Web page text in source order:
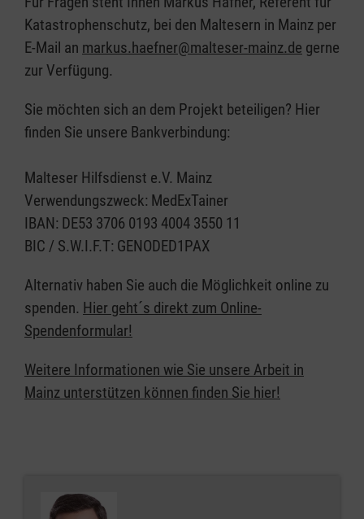
Katastrophenschutz, bei den Maltesern in Mainz per
E-Mail an markus.haefner@malteser-mainz.de gerne
zur Verfügung.
Sie möchten sich an dem Projekt beteiligen? Hier
finden Sie unsere Bankverbindung:
Malteser Hilfsdienst e.V. Mainz
Verwendungszweck: MedExTainer
IBAN: DE53 3706 0193 4004 3550 11
BIC / S.W.I.F.T: GENODED1PAX
Alternativ haben Sie auch die Möglichkeit online zu
spenden. Hier geht´s direkt zum Online-
Spendenformular!
Weitere Informationen wie Sie unsere Arbeit in
Mainz unterstützen können finden Sie hier!